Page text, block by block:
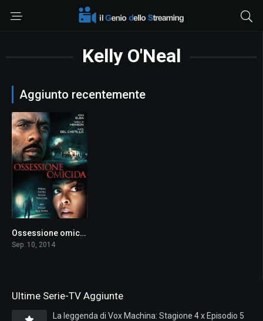
Kelly O'Neal
Aggiunto recentemente
5.6Ossessione omicida
Sep. 10, 2014
Ultime Serie-TV Aggiunte
La leggenda di Vox Machina: Stagione 4 x Episodio 5